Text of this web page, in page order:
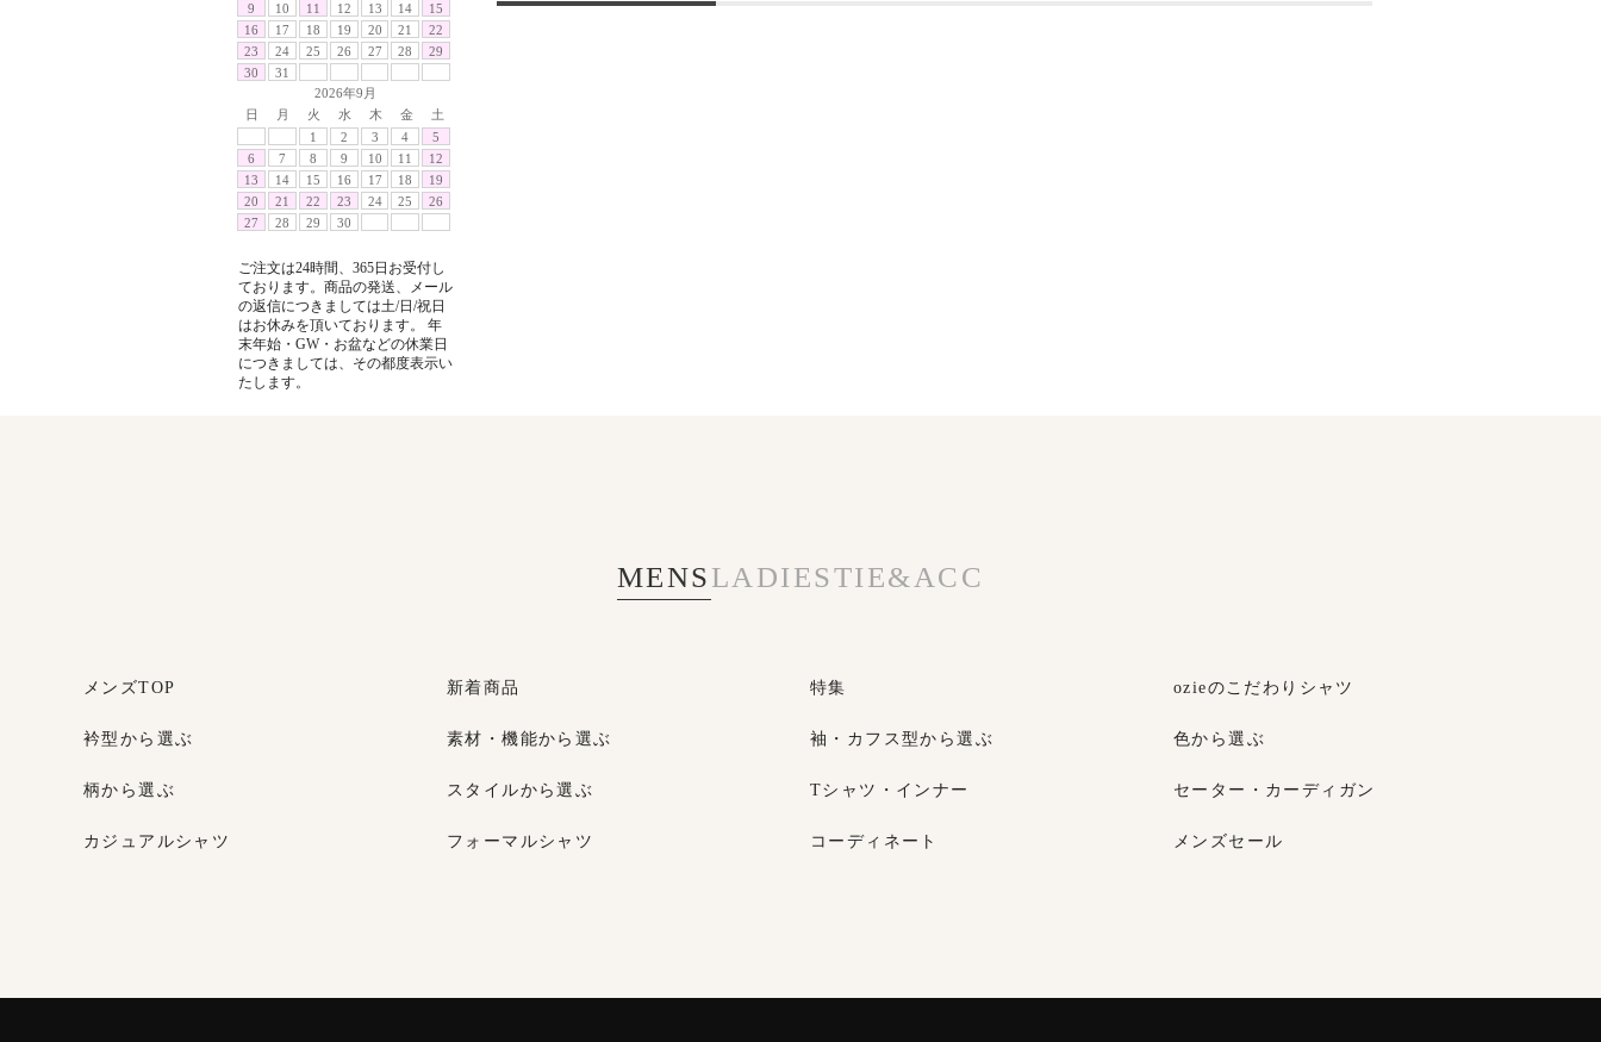
9
10 11 12 13 14
15
16
17 18 19 20 21
22
23
24 25 26 27 28
29
30
31
2026年9月
日
月 火 水 木 金
土
1
2 3 4
5
6
7 8 9 10 11
12
13
14 15 16 17 18
19
20
21 22 23 24 25
26
27
28 29 30
ご注文は24時間、365日お受付し
ております。商品の発送、メール
の返信につきましては土/日/祝日
はお休みを頂いております。 年
末年始・GW・お盆などの休業日
につきましては、その都度表示い
たします。
MENSLADIESTIE&ACC
メンズTOP 新着商品 特集 ozieのこだわりシャツ
衿型から選ぶ 素材・機能から選ぶ 袖・カフス型から選ぶ 色から選ぶ
柄から選ぶ スタイルから選ぶ Tシャツ・インナー セーター・カーディガン
カジュアルシャツ フォーマルシャツ コーディネート
メンズセール